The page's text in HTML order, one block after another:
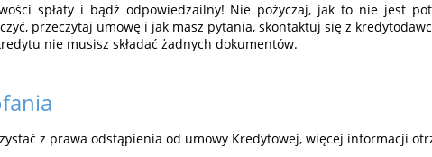
spłaty i bądź odpowiedzailny! Nie pożyczaj, jak to nie jest
przeczytaj umowę i jak masz pytania, skontaktuj się z
nie musisz składać żadnych dokumentów.
z prawa odstąpienia od umowy Kredytowej, więcej informacji